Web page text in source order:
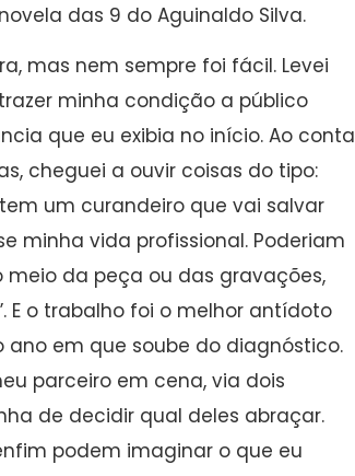
das 9 do Aguinaldo Silva.
mas nem sempre foi fácil. Levei
minha condição a público
que eu exibia no início. Ao
cheguei a ouvir coisas do tipo:
um curandeiro que vai salvar
minha vida profissional. Poderiam
meio da peça ou das gravações,
E o trabalho foi o melhor antídoto
ano em que soube do diagnóstico.
parceiro em cena, via dois
de decidir qual deles abraçar.
podem imaginar o que eu